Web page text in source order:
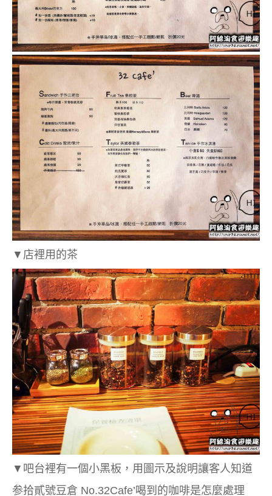
▼店裡用的茶
▼吧台裡有一個小黑板，用圖示及說明讓客人知道
参拾貳號豆倉 No.32Cafe’喝到的咖啡是怎麼處理